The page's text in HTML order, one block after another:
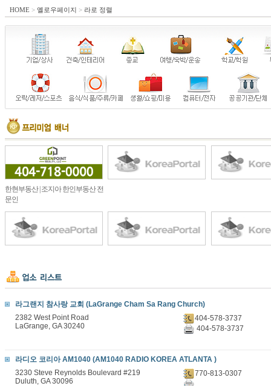
HOME > 옐로우페이지 > 라로 정렬
한현부동산 | 조지아 한인부동산 전
문인
라그랜지 참사랑 교회 (LaGrange Cham Sa Rang Church)
2382 West Point Road
LaGrange, GA 30240
404-578-3737
404-578-3737
라디오 코리아 AM1040 (AM1040 RADIO KOREA ATLANTA )
3230 Steve Reynolds Boulevard #219
Duluth, GA 30096
770-813-0307